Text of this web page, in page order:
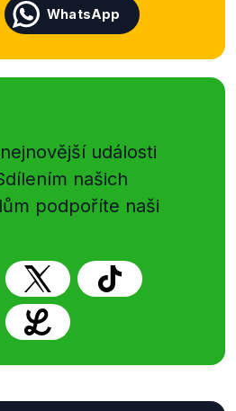
WhatsApp
události
našich
podpoříte naši